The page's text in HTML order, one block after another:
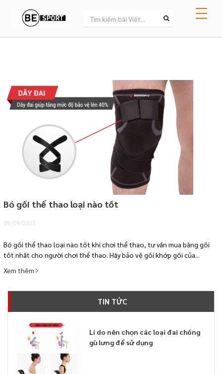
Bó gối thể thao loại nào tốt
09/09/2021
Bó gối thể thao loại nào tốt khi chơi thể thao, tư vấn mua băng gối
tốt nhất cho người chơi thể thao. Hãy bảo vệ gối khớp gối của...
Xem thêm
TIN TỨC
Lí do nên chọn các loại đai chống
gù lưng để sử dụng